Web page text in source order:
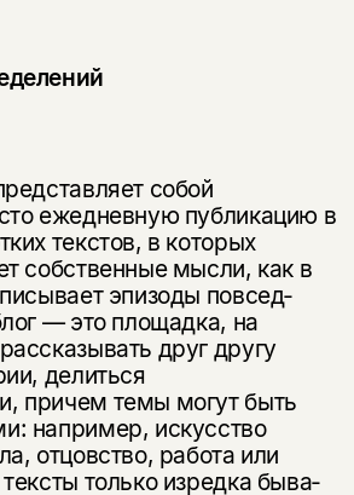
собой
ежедневную пу­бликацию в
текстов, в которых
собственные мысли, как в
эпизоды повсед­
— это площадка, на
друг другу
делиться
причем темы могут быть
например, искусство
отцовство, работа или
только изредка быва­
на рассылку
мы отправляем рассылку
«НЛО».
дарим промокод на
временно
на
и при поступлении книги
письмо на указанный
адрес.
для